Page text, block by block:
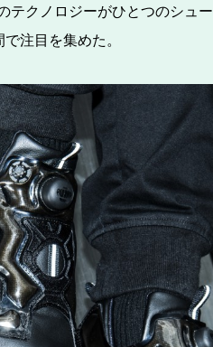
テクノロジーがひとつのシュ
注目を集めた。